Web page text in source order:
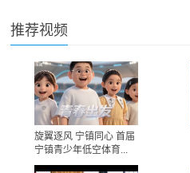
推荐视频
旋翼逐风 宁镇同心 首届
宁镇青少年低空体育...